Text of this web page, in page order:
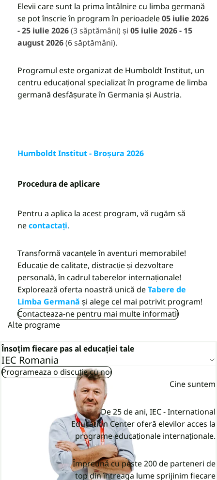
Elevii care sunt la prima întâlnire cu limba germană
se pot înscrie în program în perioadele05 iulie 2026
- 25 iulie 2026(3 săptămâni) și 05 iulie 2026- 15
august 2026(6 săptămâni).
Programul este organizat de Humboldt Institut, un
centru educațional specializat în programe de limba
germană desfășurate în Germania și Austria.
Humboldt Institut - Broșura 2026
Procedura de aplicare
Pentru a aplica la acest program, vă rugăm să
necontactați.
Transformă vacanțele în aventuri memorabile!
Educație de calitate, distracție și dezvoltare
personală, în cadrul taberelor internaționale!
Explorează oferta noastră unică deTabere de
Limba Germană și alege cel mai potrivit program!
Contacteaza-ne pentru mai multe informatii
Alte programe
Însoțim fiecare pas al educației tale
IEC Romania
Programeaza o discuție cu noi
Cine suntem
De 25 de ani, IEC - International
Education Center oferă elevilor acces la
programe educaționale internaționale.
Împreunǎ cu peste 200 de parteneri de
top din întreaga lume sprijinim fiecare